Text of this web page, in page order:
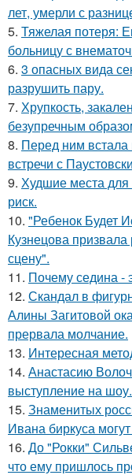
лет, умерли с
5. Тяжелая потеря:
больницу с
6. 3 опасных вида
разрушить пару.
7. Хрупкость,
безупречным
8. Перед ним встала
встречи с
9. Худшие места для
риск.
10. "Ребенок Будет
Кузнецова
сцену".
11. Почему седина -
12. Скандал в
Алины Загитовой
прервала молчание.
13. Интересная
14. Анастасию
выступление на шоу.
15. Знаменитых
Ивана биркуса
16. До "Рокки"
что ему пришлось